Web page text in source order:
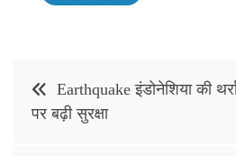
Post
navigation
Earthquake इंडोनेशिया की
पर बढ़ी सुरक्षा